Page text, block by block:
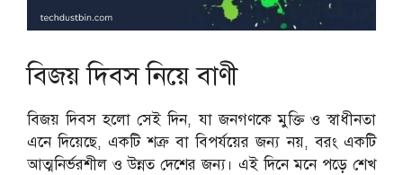
বিজয় দিবস নিয়ে বাণী
বিজয় দিবস হলো সেই দিন, যা জনগণকে মুক্তি ও স্বাধীনতা
এনে দিয়েছে, একটি শত্রু বা বিপর্যয়ের জন্য নয়, বরং একটি
আত্মনির্ভরশীল ও উন্নত দেশের জন্য। এই দিনে মনে পড়ে শেখ